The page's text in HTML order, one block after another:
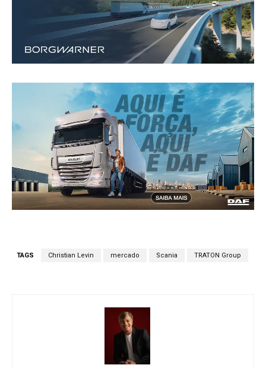
TAGS Christian Levin mercado Scania TRATON Group